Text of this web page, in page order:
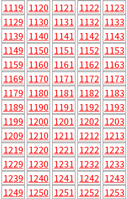
1119 1120 1121 1122 1123
1129 1130 1131 1132 1133
1139 1140 1141 1142 1143
1149 1150 1151 1152 1153
1159 1160 1161 1162 1163
1169 1170 1171 1172 1173
1179 1180 1181 1182 1183
1189 1190 1191 1192 1193
1199 1200 1201 1202 1203
1209 1210 1211 1212 1213
1219 1220 1221 1222 1223
1229 1230 1231 1232 1233
1239 1240 1241 1242 1243
1249 1250 1251 1252 1253